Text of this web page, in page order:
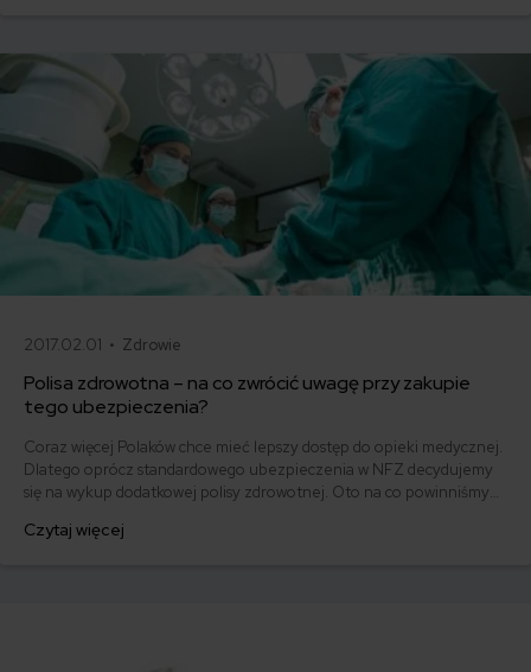
2017.02.01 • Zdrowie
Polisa zdrowotna – na co zwrócić uwagę przy zakupie
tego ubezpieczenia?
Coraz więcej Polaków chce mieć lepszy dostęp do opieki medycznej.
Dlatego oprócz standardowego ubezpieczenia w NFZ decydujemy
się na wykup dodatkowej polisy zdrowotnej. Oto na co powinniśmy
Czytaj więcej